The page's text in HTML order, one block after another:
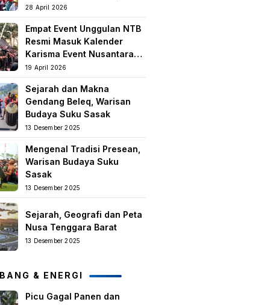
Tradisi lokal, dan
Manifestasi Nilai-nilai
keislaman
28 April 2026
Empat Event Unggulan NTB
Resmi Masuk Kalender
Karisma Event Nusantara
(KEN) 2026
19 April 2026
Sejarah dan Makna
Gendang Beleq, Warisan
Budaya Suku Sasak
13 Desember 2025
Mengenal Tradisi Presean,
Warisan Budaya Suku
Sasak
13 Desember 2025
Sejarah, Geografi dan Peta
Nusa Tenggara Barat
13 Desember 2025
& ENERGI
Picu Gagal Panen dan